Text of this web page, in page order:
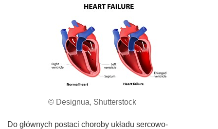
© Designua, Shutterstock
Do głównych postaci choroby układu sercowo-